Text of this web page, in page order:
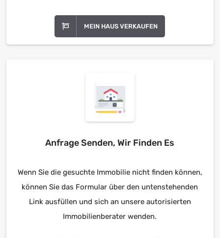
MEIN HAUS VERKAUFEN
Anfrage Senden, Wir Finden Es
Wenn Sie die gesuchte Immobilie nicht finden können,
können Sie das Formular über den untenstehenden
Link ausfüllen und sich an unsere autorisierten
Immobilienberater wenden.